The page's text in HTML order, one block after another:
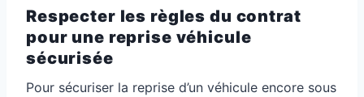
Respecter les règles du contrat
pour une reprise véhicule
sécurisée
Pour sécuriser la reprise d’un véhicule encore sous